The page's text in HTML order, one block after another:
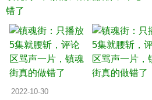
错了
2022-10-30